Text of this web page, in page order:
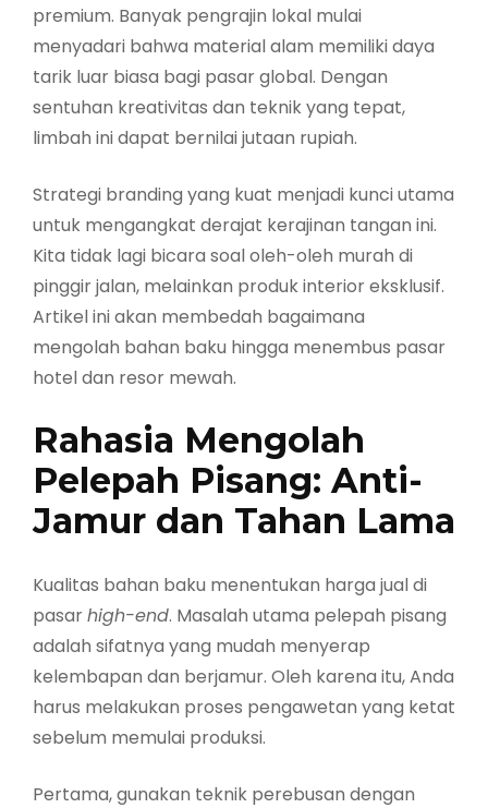
premium. Banyak pengrajin lokal mulai
menyadari bahwa material alam memiliki daya
tarik luar biasa bagi pasar global. Dengan
sentuhan kreativitas dan teknik yang tepat,
limbah ini dapat bernilai jutaan rupiah.
Strategi branding yang kuat menjadi kunci utama
untuk mengangkat derajat kerajinan tangan ini.
Kita tidak lagi bicara soal oleh-oleh murah di
pinggir jalan, melainkan produk interior eksklusif.
Artikel ini akan membedah bagaimana
mengolah bahan baku hingga menembus pasar
hotel dan resor mewah.
Rahasia Mengolah
Pelepah Pisang: Anti-
Jamur dan Tahan Lama
Kualitas bahan baku menentukan harga jual di
pasarhigh-end. Masalah utama pelepah pisang
adalah sifatnya yang mudah menyerap
kelembapan dan berjamur. Oleh karena itu, Anda
harus melakukan proses pengawetan yang ketat
sebelum memulai produksi.
Pertama, gunakan teknik perebusan dengan